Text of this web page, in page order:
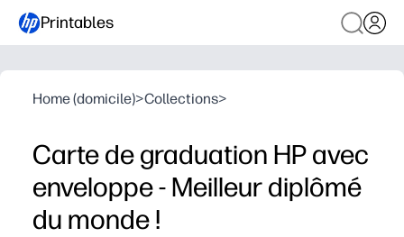
Printables
Home (domicile)>Collections>
Carte de graduation HP avec
enveloppe - Meilleur diplômé
du monde !